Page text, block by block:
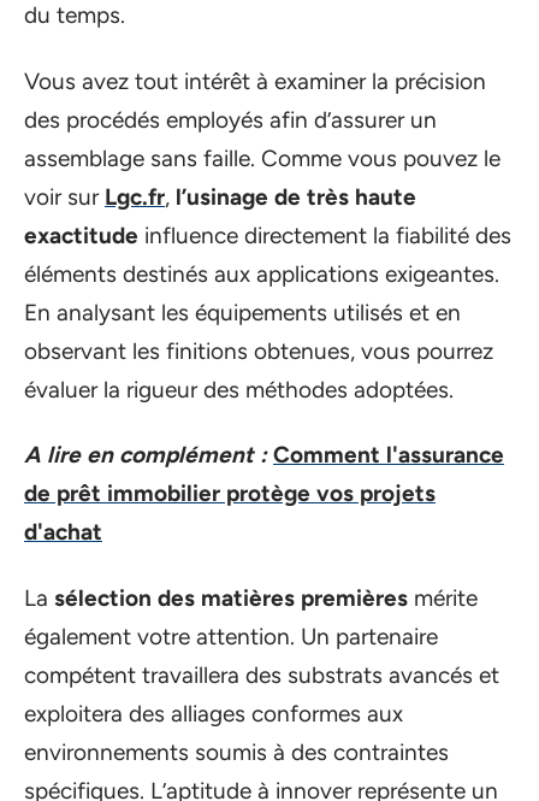
du temps.
Vous avez tout intérêt à examiner la précision
des procédés employés afin d’assurer un
assemblage sans faille. Comme vous pouvez le
voir sur Lgc.fr, l’usinage de très haute
exactitude influence directement la fiabilité des
éléments destinés aux applications exigeantes.
En analysant les équipements utilisés et en
observant les finitions obtenues, vous pourrez
évaluer la rigueur des méthodes adoptées.
A lire en complément : Comment l'assurance
de prêt immobilier protège vos projets
d'achat
La sélection des matières premières mérite
également votre attention. Un partenaire
compétent travaillera des substrats avancés et
exploitera des alliages conformes aux
environnements soumis à des contraintes
spécifiques. L’aptitude à innover représente un